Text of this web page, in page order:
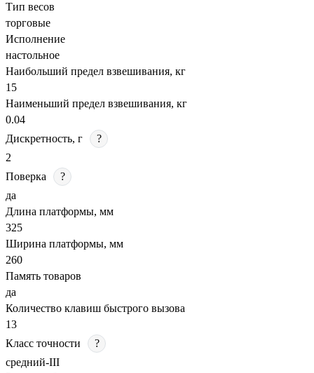
Тип весов
торговые
Исполнение
настольное
Наибольший предел взвешивания, кг
15
Наименьший предел взвешивания, кг
0.04
Дискретность, г
?
2
Поверка
?
да
Длина платформы, мм
325
Ширина платформы, мм
260
Память товаров
да
Количество клавиш быстрого вызова
13
Класс точности
?
средний-III